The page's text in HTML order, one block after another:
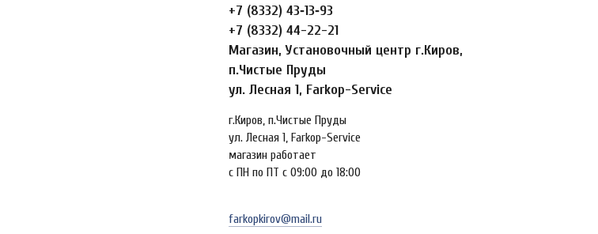
+7 (8332) 43‑13‑93
+7 (8332) 44-22-21
Магазин, Установочный центр г.Киров,
п.Чистые Пруды
ул. Лесная 1, Farkop-Service
г.Киров, п.Чистые Пруды
ул. Лесная 1, Farkop-Service
магазин работает
с ПН по ПТ с 09:00 до 18:00
farkopkirov@mail.ru